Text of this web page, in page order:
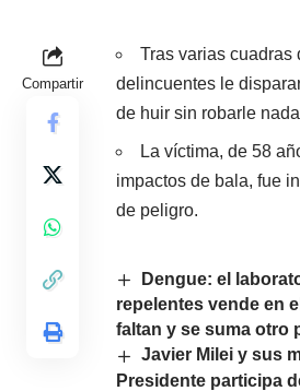
Compartir
Tras varias cuadras
delincuentes le
de huir sin robarle
La víctima, de 58
impactos de bala, fue
de peligro.
Dengue: el
repelentes vende en
faltan y se suma otro
Javier Milei y sus
Presidente participa